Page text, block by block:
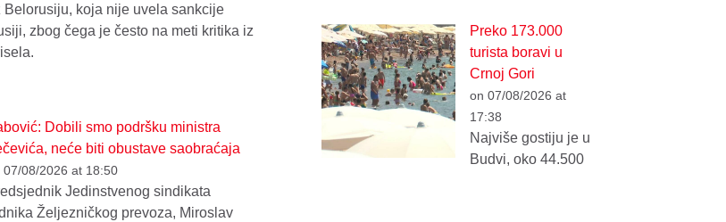
Belorusiju, koja nije uvela sankcije
zbog čega je često na meti kritika iz
Dobili smo podršku ministra
neće biti obustave saobraćaja
07/08/2026 at 18:50
Jedinstvenog sindikata
Željezničkog prevoza, Miroslav
Preko 173.000
turista boravi u
Crnoj Gori
on 07/08/2026 at
17:38
Najviše gostiju je u
Budvi, oko 44.500